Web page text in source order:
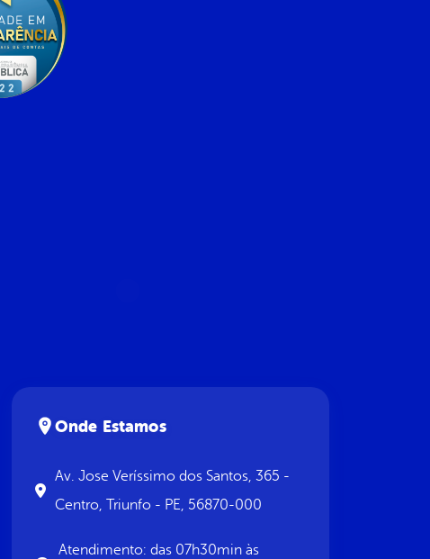
Onde Estamos
Av. Jose Veríssimo dos Santos, 365 -
Centro, Triunfo - PE, 56870-000
Atendimento: das 07h30min às